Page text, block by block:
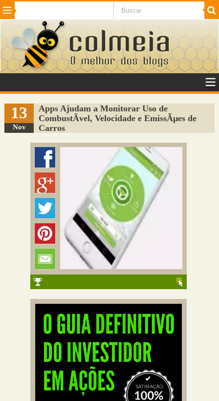
Beleza Cinema e TV
Internet Jogos NotÃ­cias SaÃºde
VeÃ­culos Adulto
Sugerir Link
Adicionar Blog
Colmeia Exchange
13
Nov
Apps Ajudam a Monitorar Uso de
CombustÃ­vel, Velocidade e EmissÃµes de
Carros